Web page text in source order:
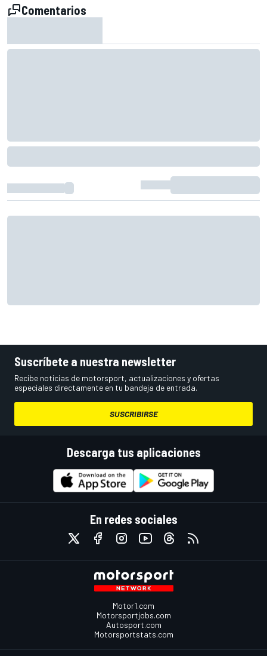
Comentarios
Suscríbete a nuestra newsletter
Recibe noticias de motorsport, actualizaciones y ofertas
especiales directamente en tu bandeja de entrada.
SUSCRIBIRSE
Descarga tus aplicaciones
En redes sociales
Motor1.com
Motorsportjobs.com
Autosport.com
Motorsportstats.com